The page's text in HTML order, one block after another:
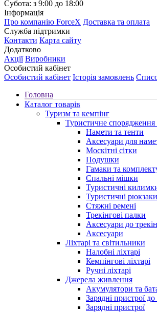
Субота: з 9:00 до 18:00
Інформація
Про компанію ForceX Доставка та оплата
Служба підтримки
Контакти Карта сайту
Додатково
Акції Виробники
Особистий кабінет
Особистий кабінет Історія замовлень
Головна
Каталог товарів
Туризм та кемпінг
Туристичне спорядження
Намети та тенти
Аксесуари для
Москітні сітки
Подушки
Гамаки та
Спальні мішки
Туристичні
Туристичні рюкзаки
Стяжні ремені
Трекінгові палки
Аксесуари до
Аксесуари
Ліхтарі та світильники
Налобні ліхтарі
Кемпінгові ліхтарі
Ручні ліхтарі
Джерела живлення
Акумулятори та
Зарядні пристрої
Зарядні пристрої